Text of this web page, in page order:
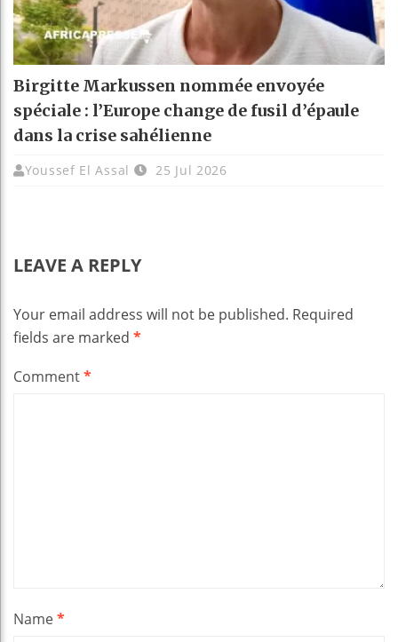
Birgitte Markussen nommée envoyée
spéciale : l’Europe change de fusil d’épaule
dans la crise sahélienne
Youssef El Assal 25 Jul 2026
LEAVE A REPLY
Your email address will not be published. Required
fields are marked *
Comment*
Name*